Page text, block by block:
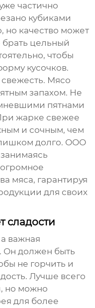
частично
кубиками
но качество может
цельный
чтобы
кусочков.
Мясо
запахом. Не
пятнами
жарке свежее
и сочным, чем
долго. ООО
мяса, гарантируя
для своих
сладости
важная
Он должен быть
не горчить и
Лучше всего
но можно
для более